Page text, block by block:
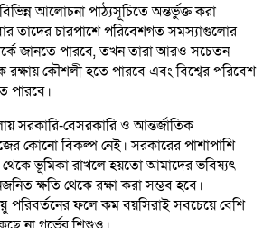
আলোচনা পাঠ্যসূচিতে অন্তর্ভুক্ত করা
তাদের চারপাশে পরিবেশগত সমস্যাগুলোর
জানতে পারবে, তখন তারা আরও সচেতন
রক্ষায় কৌশলী হতে পারবে এবং বিশ্বের পরিবেশ
পারবে।
সরকারি-বেসরকারি ও আন্তর্জাতিক
কোনো বিকল্প নেই। সরকারের পাশাপাশি
থেকে ভূমিকা রাখলে হয়তো আমাদের ভবিষ্যৎ
ক্ষতি থেকে রক্ষা করা সম্ভব হবে।
পরিবর্তনের ফলে কম বয়সিরাই সবচেয়ে বেশি